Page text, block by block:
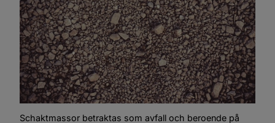
Schaktmassor betraktas som avfall och beroende på